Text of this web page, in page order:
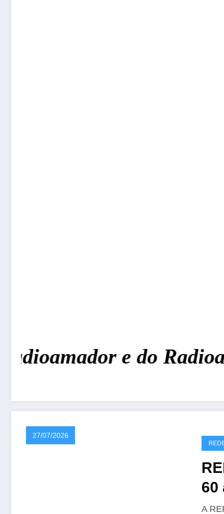
e do
27/07/2026
60
A